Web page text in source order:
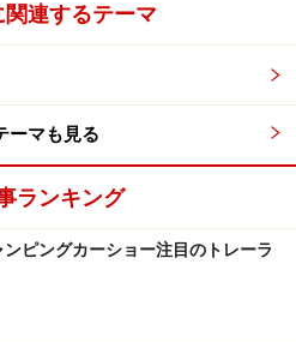
ピングカーに最適なツールな
載の快適空間
発表することで、いよいよ一
ンピングカーを製造・販売す
たかもしれません。日産の真
関連するテーマ
ーマも見る
ランキング
ピングカーショー注目のトレーラ